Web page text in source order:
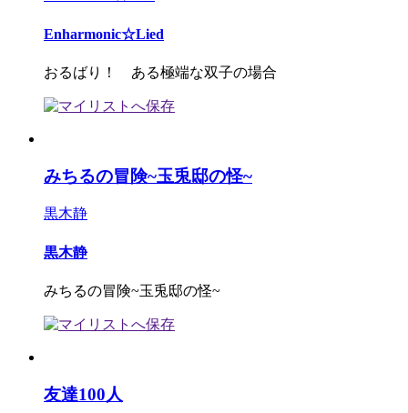
Enharmonic☆Lied
おるばり！ ある極端な双子の場合
みちるの冒険~玉兎邸の怪~
黒木静
黒木静
みちるの冒険~玉兎邸の怪~
友達100人